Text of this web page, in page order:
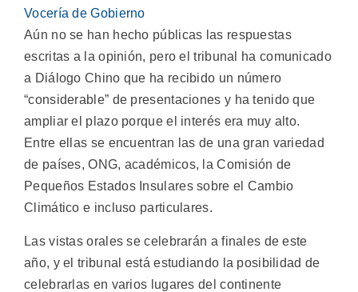
Vocería de Gobierno
Aún no se han hecho públicas las respuestas
escritas a la opinión, pero el tribunal ha comunicado
a Diálogo Chino que ha recibido un número
“considerable” de presentaciones y ha tenido que
ampliar el plazo porque el interés era muy alto.
Entre ellas se encuentran las de una gran variedad
de países, ONG, académicos, la Comisión de
Pequeños Estados Insulares sobre el Cambio
Climático e incluso particulares.
Las vistas orales se celebrarán a finales de este
año, y el tribunal está estudiando la posibilidad de
celebrarlas en varios lugares del continente